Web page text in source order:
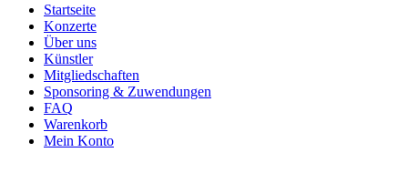
Startseite
Konzerte
Über uns
Künstler
Mitgliedschaften
Sponsoring & Zuwendungen
FAQ
Warenkorb
Mein Konto